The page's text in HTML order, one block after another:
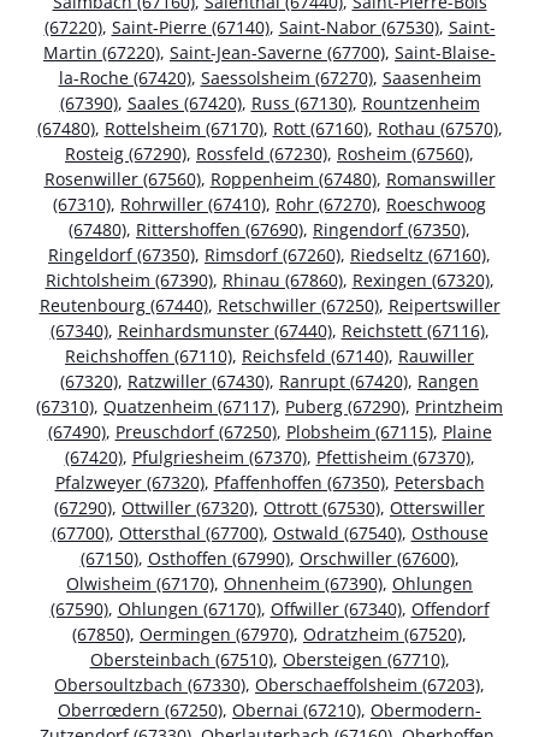
(67220), Saint-Pierre (67140), Saint-Nabor (67530), Saint-
Martin (67220), Saint-Jean-Saverne (67700), Saint-Blaise-
la-Roche (67420), Saessolsheim (67270), Saasenheim
(67390), Saales (67420), Russ (67130), Rountzenheim
(67480), Rottelsheim (67170), Rott (67160), Rothau (67570),
Rosteig (67290), Rossfeld (67230), Rosheim (67560),
Rosenwiller (67560), Roppenheim (67480), Romanswiller
(67310), Rohrwiller (67410), Rohr (67270), Roeschwoog
(67480), Rittershoffen (67690), Ringendorf (67350),
Ringeldorf (67350), Rimsdorf (67260), Riedseltz (67160),
Richtolsheim (67390), Rhinau (67860), Rexingen (67320),
Reutenbourg (67440), Retschwiller (67250), Reipertswiller
(67340), Reinhardsmunster (67440), Reichstett (67116),
Reichshoffen (67110), Reichsfeld (67140), Rauwiller
(67320), Ratzwiller (67430), Ranrupt (67420), Rangen
(67310), Quatzenheim (67117), Puberg (67290), Printzheim
(67490), Preuschdorf (67250), Plobsheim (67115), Plaine
(67420), Pfulgriesheim (67370), Pfettisheim (67370),
Pfalzweyer (67320), Pfaffenhoffen (67350), Petersbach
(67290), Ottwiller (67320), Ottrott (67530), Otterswiller
(67700), Ottersthal (67700), Ostwald (67540), Osthouse
(67150), Osthoffen (67990), Orschwiller (67600),
Olwisheim (67170), Ohnenheim (67390), Ohlungen
(67590), Ohlungen (67170), Offwiller (67340), Offendorf
(67850), Oermingen (67970), Odratzheim (67520),
Obersteinbach (67510), Obersteigen (67710),
Obersoultzbach (67330), Oberschaeffolsheim (67203),
Oberrœdern (67250), Obernai (67210), Obermodern-